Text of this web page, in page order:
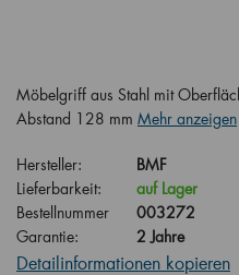
Möbelgriff aus Stahl mit
Abstand 128 mm Mehr anzeigen
Hersteller:
BMF
Lieferbarkeit:
auf Lager
Bestellnummer
003272
Garantie:
2 Jahre
Detailinformationen kopieren